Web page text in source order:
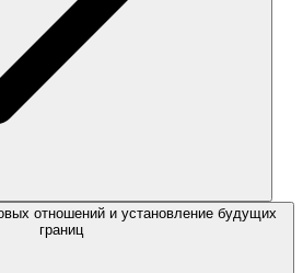
отношений и установление будущих
границ